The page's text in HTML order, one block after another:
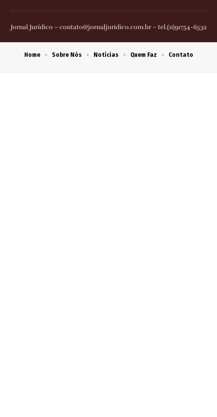
Jornal Jurídico –contato@jornaljuridico.com.br– tel.(11)91754-6532
Home Sobre Nós Notícias Quem Faz Contato